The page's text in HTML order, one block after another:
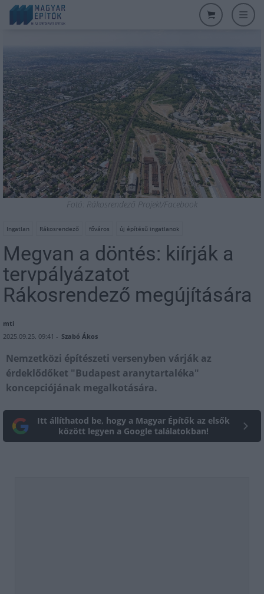
Fotó: Rákosrendező Projekt/Facebook
Ingatlan Rákosrendező főváros új építésű ingatlanok
Megvan a döntés: kiírják a
tervpályázatot
Rákosrendező megújítására
mti
2025.09.25. 09:41 - Szabó Ákos
Nemzetközi építészeti versenyben várják az
érdeklődőket "Budapest aranytartaléka"
koncepciójának megalkotására.
Itt állíthatod be, hogy a Magyar Építők az elsők
között legyen a Google találatokban!